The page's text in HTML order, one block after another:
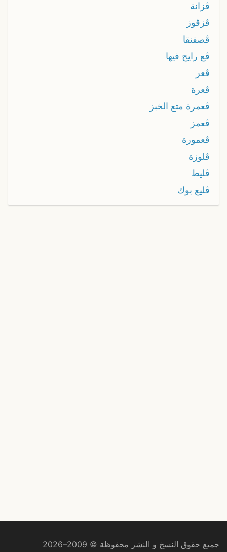
ڨزانة
ڨزڨوز
ڨصفنقا
ڨع رايح فيها
ڨعر
ڨعرة
ڨعمرة متع الخبز
ڨعمز
ڨعمورة
ڨلوزة
ڨليط
ڨليع بوك
جميع حقوق النسخ و النشر محفوظة © 2009–2026